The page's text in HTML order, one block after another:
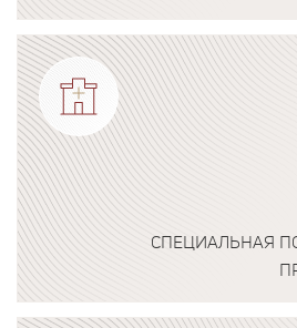
Подробнее о программе
СПЕЦИАЛЬНАЯ